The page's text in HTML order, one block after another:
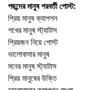
পছন্দের মানুষ পরবর্তী পোস্ট:
প্রিয় মানুষ ক্যাপশন
শখের মানুষ স্ট্যাটাস
প্রিয়জন নিয়ে পোস্ট
ভালোবাসার মানুষ
মনের মানুষ স্ট্যাটাস
প্রিয় মানুষের উক্তি